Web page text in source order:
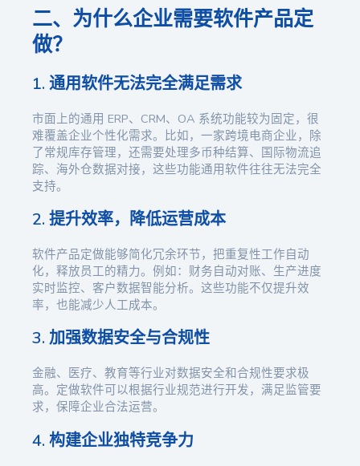
二、为什么企业需要软件产品定
做？
1. 通用软件无法完全满足需求
市面上的通用 ERP、CRM、OA 系统功能较为固定，很
难覆盖企业个性化需求。比如，一家跨境电商企业，除
了常规库存管理，还需要处理多币种结算、国际物流追
踪、海外仓数据对接，这些功能通用软件往往无法完全
支持。
2. 提升效率，降低运营成本
软件产品定做能够简化冗余环节，把重复性工作自动
化，释放员工的精力。例如：财务自动对账、生产进度
实时监控、客户数据智能分析。这些功能不仅提升效
率，也能减少人工成本。
3. 加强数据安全与合规性
金融、医疗、教育等行业对数据安全和合规性要求极
高。定做软件可以根据行业规范进行开发，满足监管要
求，保障企业合法运营。
4. 构建企业独特竞争力